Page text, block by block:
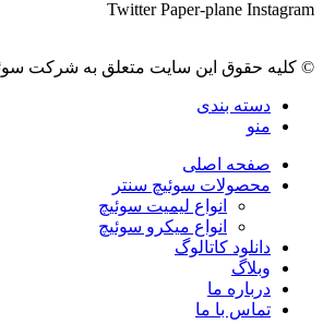
Twitter Paper-plane Instagram
© کلیه حقوق این سایت متعلق به شرکت
دسته بندی
منو
صفحه اصلی
محصولات سوئیچ سنتر
انواع لیمیت سوئیچ
انواع میکرو سوئیچ
دانلود کاتالوگ
وبلاگ
درباره ما
تماس با ما